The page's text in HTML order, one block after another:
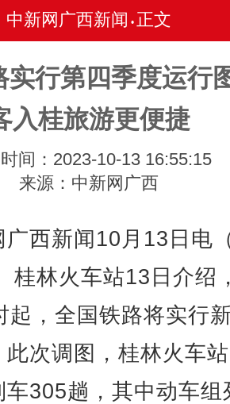
中新网广西新闻 • 正文
实行第四季度运行
入桂旅游更便捷
间：2023-10-13 16:55:15
来源：中新网广西
新闻10月13日电
桂林火车站13日介绍
起，全国铁路将实行
此次调图，桂林火车
车305趟，其中动车组